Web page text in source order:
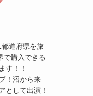
道府県を旅
で購入できる
す！！
！沼から来
として出演！